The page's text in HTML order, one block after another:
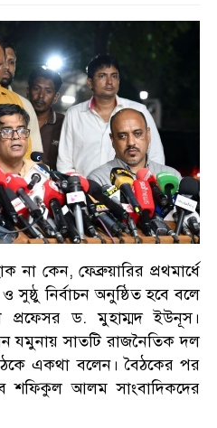
না কেন, ফেব্রুয়ারির প্রথমার্ধে
নির্বাচন অনুষ্ঠিত হবে বলে
প্রফেসর ড. মুহাম্মদ ইউনূস।
যমুনায় সাতটি রাজনৈতিক দল
একথা বলেন। বৈঠকের পর
শফিকুল আলম সাংবাদিকদের